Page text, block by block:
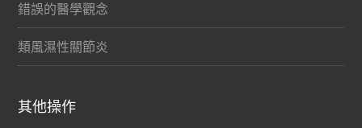
錯誤的醫學觀念
類風濕性關節炎
其他操作